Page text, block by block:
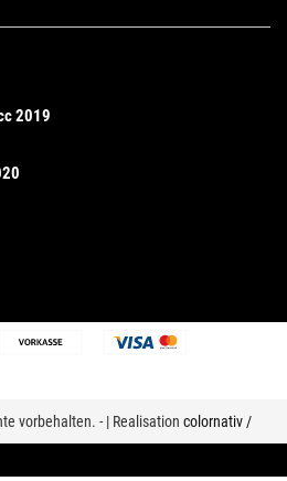
2019
vorbehalten. - | Realisation colornativ /